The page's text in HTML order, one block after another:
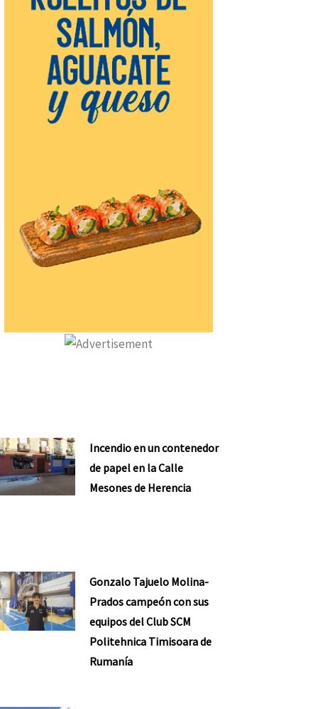
Incendio en un contenedor
de papel en la Calle
Mesones de Herencia
Gonzalo Tajuelo Molina-
Prados campeón con sus
equipos del Club SCM
Politehnica Timisoara de
Rumanía